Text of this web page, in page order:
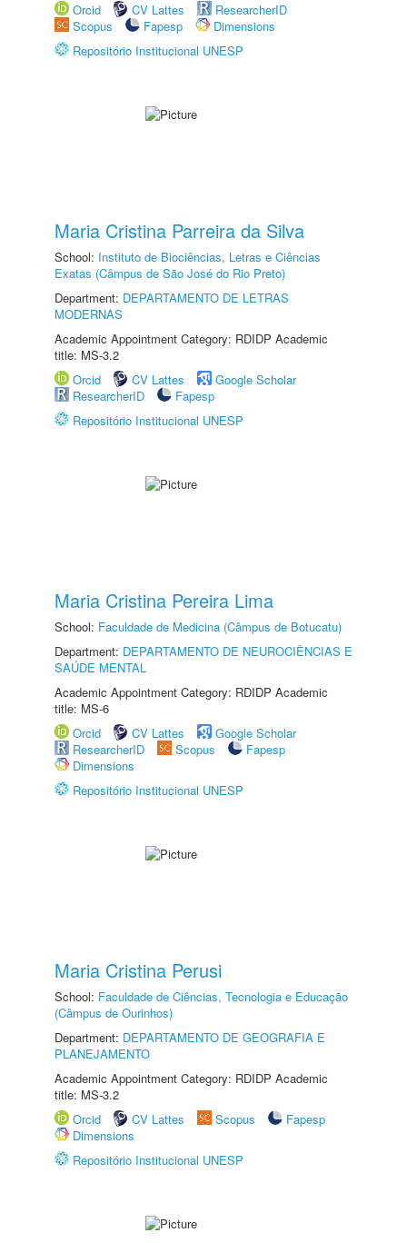
Orcid
CV Lattes
ResearcherID
Scopus
Fapesp
Dimensions
Repositório Institucional UNESP
Maria Cristina Parreira da Silva
School: Instituto de Biociências, Letras e Ciências
Exatas (Câmpus de São José do Rio Preto)
Department: DEPARTAMENTO DE LETRAS
MODERNAS
Academic Appointment Category: RDIDP Academic
title: MS-3.2
Orcid
CV Lattes
Google Scholar
ResearcherID
Fapesp
Repositório Institucional UNESP
Maria Cristina Pereira Lima
School: Faculdade de Medicina (Câmpus de Botucatu)
Department: DEPARTAMENTO DE NEUROCIÊNCIAS E
SAÚDE MENTAL
Academic Appointment Category: RDIDP Academic
title: MS-6
Orcid
CV Lattes
Google Scholar
ResearcherID
Scopus
Fapesp
Dimensions
Repositório Institucional UNESP
Maria Cristina Perusi
School: Faculdade de Ciências, Tecnologia e Educação
(Câmpus de Ourinhos)
Department: DEPARTAMENTO DE GEOGRAFIA E
PLANEJAMENTO
Academic Appointment Category: RDIDP Academic
title: MS-3.2
Orcid
CV Lattes Scopus
Fapesp
Dimensions
Repositório Institucional UNESP